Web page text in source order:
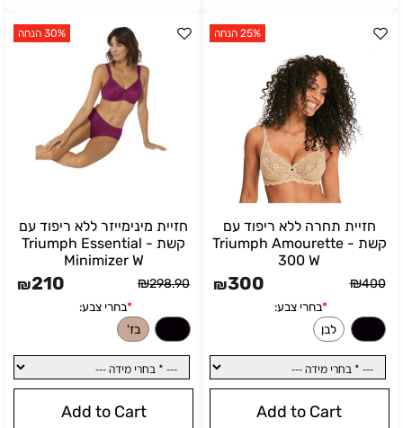
בחרי צבע:
לבן
בחרי צבע:
שחור
בז' לבן
25% הנחה
חזיית תחרה ללא ריפוד עם
קשת - Triumph Amourette
300 W
₪400
₪300
Add to Cart
30% הנחה
חזיית מינימייזר ללא ריפוד עם
קשת - Triumph Essential
Minimizer W
₪298.90
₪210
Add to Cart